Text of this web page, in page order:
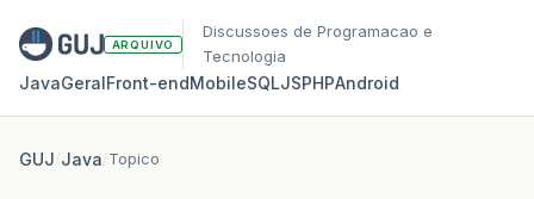
ARQUIVO
Discussoes de Programacao e
Tecnologia
JavaGeralFront‑endMobileSQLJSPHPAndroid
GUJ/Java/Topico